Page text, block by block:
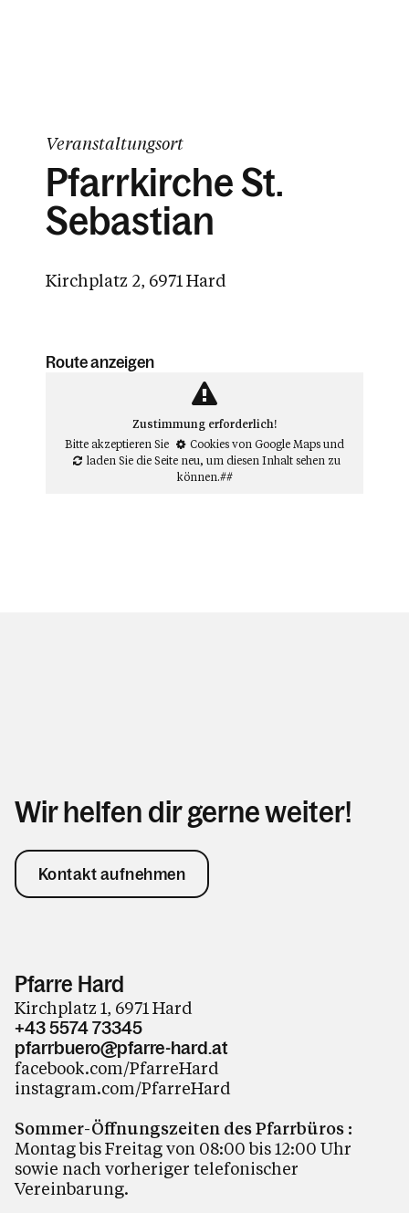
Veranstaltungsort
Pfarrkirche St.
Sebastian
Kirchplatz 2, 6971 Hard
Route anzeigen
Zustimmung erforderlich!
Bitte akzeptieren Sie
Cookies von Google Mapsund
laden Sie die Seite neu, um diesen Inhalt sehen zu
können.##
Wir helfen dir gerne weiter!
Kontakt aufnehmen
Pfarre Hard
Kirchplatz 1, 6971 Hard
+43 5574 73345
pfarrbuero@pfarre-hard.at
facebook.com/PfarreHard
instagram.com/PfarreHard
Sommer-Öffnungszeiten des Pfarrbüros :
Montag bis Freitag von 08:00 bis 12:00 Uhr
sowie nach vorheriger telefonischer
Vereinbarung.